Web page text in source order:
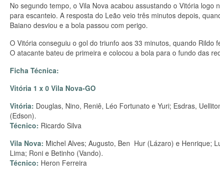
No segundo tempo, o Vila Nova acabou assustando o Vitória
para escanteio. A resposta do Leão veio três minutos depois,
Baiano desviou e a bola passou com perigo.
O Vitória conseguiu o gol do triunfo aos 33 minutos, quando
O atacante bateu de primeira e colocou a bola para o fundo das
Ficha Técnica:
Vitória 1 x 0 Vila Nova-GO
Vitória: Douglas, Nino, Reniê, Léo Fortunato e Yuri; Esdras,
(Edson).
Técnico: Ricardo Silva
Vila Nova: Michel Alves; Augusto, Ben Hur (Lázaro) e Henrique;
Lima; Roni e Betinho (Vando).
Técnico: Heron Ferreira